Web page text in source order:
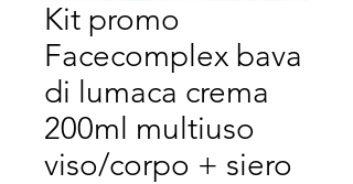
Kit promo
Facecomplex bava
di lumaca crema
200ml multiuso
viso/corpo + siero